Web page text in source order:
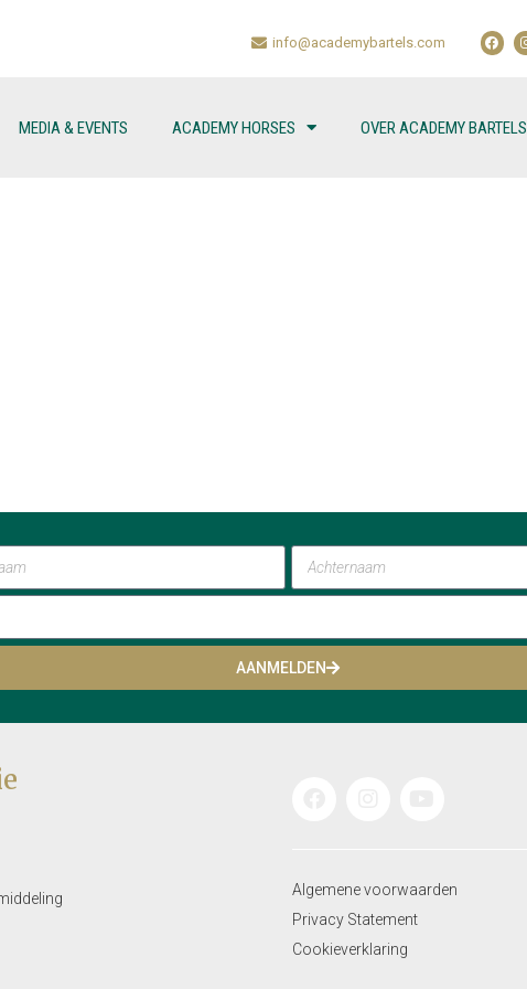
info@academybartels.com
MEDIA & EVENTS ACADEMY HORSES OVER ACADEMY BARTELS
AANMELDEN
Algemene voorwaarden
Privacy Statement
Cookieverklaring